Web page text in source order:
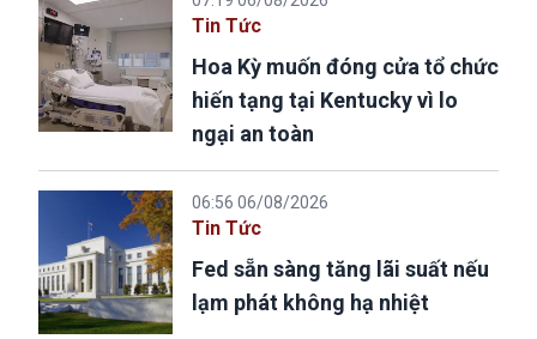
Tin Tức
Hoa Kỳ muốn đóng cửa tổ chức
hiến tạng tại Kentucky vì lo
ngại an toàn
06:56 06/08/2026
Tin Tức
Fed sẵn sàng tăng lãi suất nếu
lạm phát không hạ nhiệt